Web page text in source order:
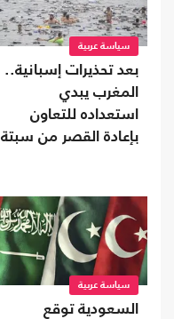
سياسة عربية
بعد تحذيرات إسبانية..
المغرب يبدي
استعداده للتعاون
بإعادة القصر من سبتة
سياسة عربية
السعودية توقع